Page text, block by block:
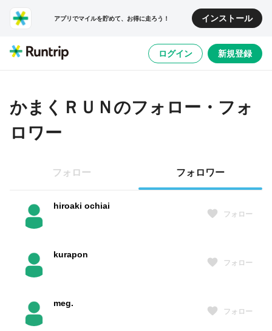
アプリでマイルを貯めて、お得に走ろう！ インストール
ログイン 新規登録
かまくＲＵＮのフォロー・フォ
ロワー
フォロー フォロワー
hiroaki ochiai
フォロー
kurapon
フォロー
meg.
フォロー